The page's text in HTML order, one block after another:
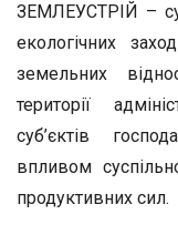
ЗЕМЛЕУСТРІЙ –
екологічних
земельних
території
суб’єктів
впливом
продуктивних сил.